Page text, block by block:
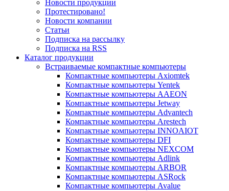
Новости продукции
Протестировано!
Новости компании
Статьи
Подписка на рассылку
Подписка на RSS
Каталог продукции
Встраиваемые компактные компьютеры
Компактные компьютеры Axiomtek
Компактные компьютеры Yentek
Компактные компьютеры AAEON
Компактные компьютеры Jetway
Компактные компьютеры Advantech
Компактные компьютеры Arestech
Компактные компьютеры INNOAIOT
Компактные компьютеры DFI
Компактные компьютеры NEXCOM
Компактные компьютеры Adlink
Компактные компьютеры ARBOR
Компактные компьютеры ASRock
Компактные компьютеры Avalue